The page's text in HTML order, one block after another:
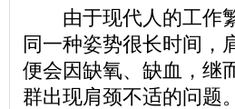
由于现代人的工作繁
同一种姿势很长时间，
便会因缺氧、缺血，继
群出现肩颈不适的问题。